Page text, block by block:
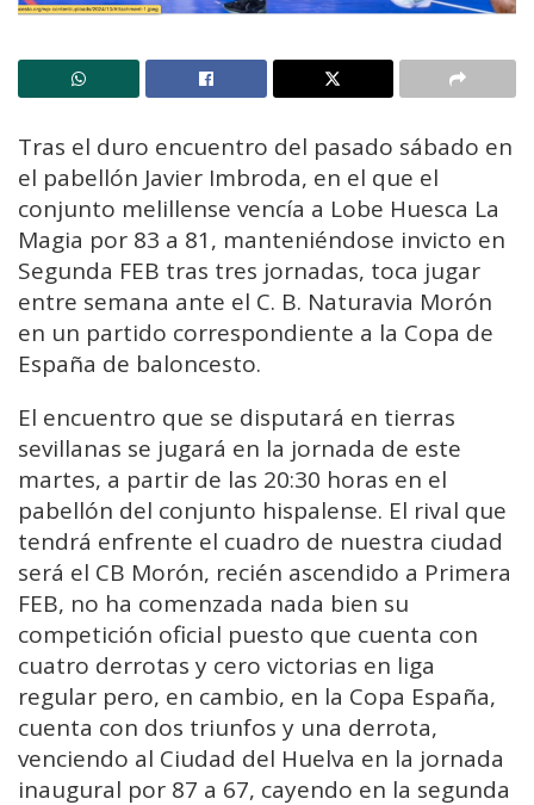
Tras el duro encuentro del pasado sábado en
el pabellón Javier Imbroda, en el que el
conjunto melillense vencía a Lobe Huesca La
Magia por 83 a 81, manteniéndose invicto en
Segunda FEB tras tres jornadas, toca jugar
entre semana ante el C. B. Naturavia Morón
en un partido correspondiente a la Copa de
España de baloncesto.
El encuentro que se disputará en tierras
sevillanas se jugará en la jornada de este
martes, a partir de las 20:30 horas en el
pabellón del conjunto hispalense. El rival que
tendrá enfrente el cuadro de nuestra ciudad
será el CB Morón, recién ascendido a Primera
FEB, no ha comenzada nada bien su
competición oficial puesto que cuenta con
cuatro derrotas y cero victorias en liga
regular pero, en cambio, en la Copa España,
cuenta con dos triunfos y una derrota,
venciendo al Ciudad del Huelva en la jornada
inaugural por 87 a 67, cayendo en la segunda